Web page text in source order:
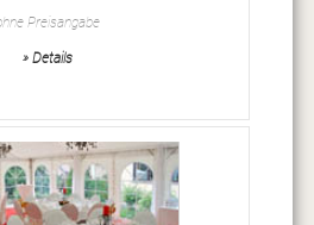
Preisangabe
» Details